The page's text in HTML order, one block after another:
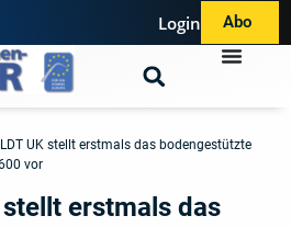
Login Abo
UK stellt erstmals das bodengestützte
vor
stellt erstmals das